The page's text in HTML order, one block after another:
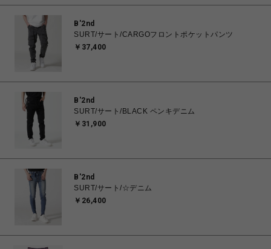
B'2nd
SURT/サート/CARGOフロントポケットパンツ
￥37,400
B'2nd
SURT/サート/BLACK ペンキデニム
￥31,900
B'2nd
SURT/サート/☆デニム
￥26,400